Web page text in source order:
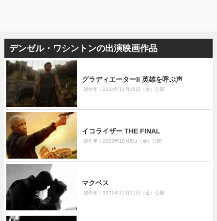
デンゼル・ワシントンの出演映画作品
グラディエーターII 英雄を呼ぶ声
製作年：2024年11月15日（金）公開
イコライザー THE FINAL
製作年：2023年10月6日（金）公開
マクベス
製作年：2021年12月31日（金）公開